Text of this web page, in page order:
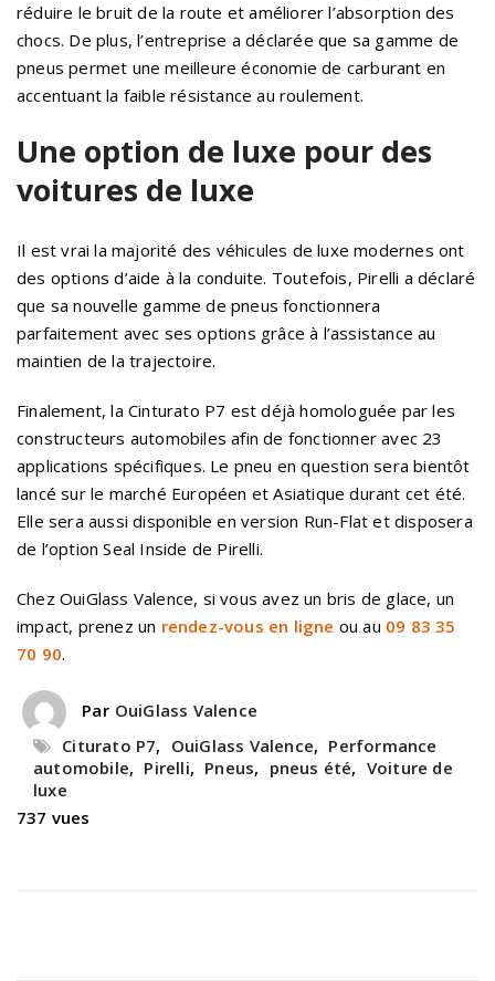
réduire le bruit de la route et améliorer l’absorption des
chocs. De plus, l’entreprise a déclarée que sa gamme de
pneus permet une meilleure économie de carburant en
accentuant la faible résistance au roulement.
Une option de luxe pour des
voitures de luxe
Il est vrai la majorité des véhicules de luxe modernes ont
des options d’aide à la conduite. Toutefois, Pirelli a déclaré
que sa nouvelle gamme de pneus fonctionnera
parfaitement avec ses options grâce à l’assistance au
maintien de la trajectoire.
Finalement, la Cinturato P7 est déjà homologuée par les
constructeurs automobiles afin de fonctionner avec 23
applications spécifiques. Le pneu en question sera bientôt
lancé sur le marché Européen et Asiatique durant cet été.
Elle sera aussi disponible en version Run-Flat et disposera
de l’option Seal Inside de Pirelli.
Chez OuiGlass Valence, si vous avez un bris de glace, un
impact, prenez un rendez-vous en ligne ou au 09 83 35
70 90.
Par OuiGlass Valence
Citurato P7, OuiGlass Valence, Performance
automobile, Pirelli, Pneus, pneus été, Voiture de
luxe
737 vues